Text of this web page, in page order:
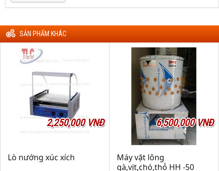
SẢN PHẨM KHÁC
2,250,000 VNĐ
Lò nướng xúc xích
6,500,000 VNĐ
Máy vặt lông
gà,vịt,chó,thỏ HH -50